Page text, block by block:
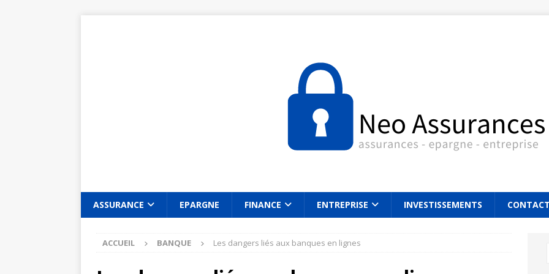
ASSURANCE EPARGNE FINANCE ENTREPRISE INVESTISSEMENTS
ACCUEIL BANQUE Les dangers liés aux banques en lignes